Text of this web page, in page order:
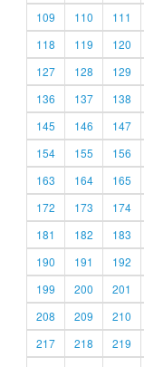
109
110 111
118
119 120
127
128 129
136
137 138
145
146 147
154
155 156
163
164 165
172
173 174
181
182 183
190
191 192
199
200 201
208
209 210
217
218 219